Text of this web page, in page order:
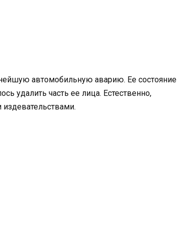
автомобильную аварию. Ее состояние
удалить часть ее лица. Естественно,